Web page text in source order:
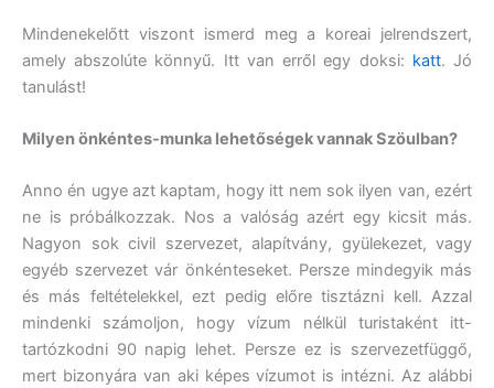
Mindenekelőtt viszont ismerd meg a koreai jelrendszert,
amely abszolúte könnyű. Itt van erről egy doksi: katt. Jó
tanulást!
Milyen önkéntes-munka lehetőségek vannak Szöulban?
Anno én ugye azt kaptam, hogy itt nem sok ilyen van, ezért
ne is próbálkozzak. Nos a valóság azért egy kicsit más.
Nagyon sok civil szervezet, alapítvány, gyülekezet, vagy
egyéb szervezet vár önkénteseket. Persze mindegyik más
és más feltételekkel, ezt pedig előre tisztázni kell. Azzal
mindenki számoljon, hogy vízum nélkül turistaként itt-
tartózkodni 90 napig lehet. Persze ez is szervezetfüggő,
mert bizonyára van aki képes vízumot is intézni. Az alábbi